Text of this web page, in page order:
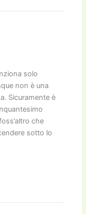
solo
non è una
Sicuramente è
che
sotto lo